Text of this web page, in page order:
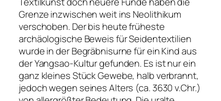
Grenze inzwischen weit ins Neolithikum
verschoben. Der bis heute früheste
archäologische Beweis für Seidentextilien
wurde in der Begräbnisurne für ein Kind aus
der Yangsao-Kultur gefunden. Es ist nur ein
ganz kleines Stück Gewebe, halb verbrannt,
jedoch wegen seines Alters (ca. 3630 v.Chr.)